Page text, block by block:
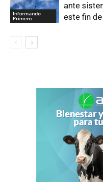
Informando
Primero
ante
este fin